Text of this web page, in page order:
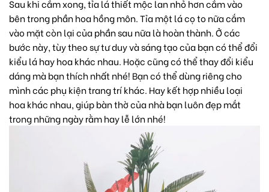
Sau khi cắm xong, tỉa lá thiết mộc lan nhỏ hơn cắm vào
bên trong phần hoa hồng môn. Tỉa một lá cọ to nữa cắm
vào mặt còn lại của phần sau nữa là hoàn thành. Ở các
bước này, tùy theo sự tư duy và sáng tạo của bạn có thể đổi
kiểu lá hay hoa khác nhau. Hoặc cũng có thể thay đổi kiểu
dáng mà bạn thích nhất nhé! Bạn có thể dùng riêng cho
mình các phụ kiện trang trí khác. Hay kết hợp nhiều loại
hoa khác nhau, giúp bàn thờ của nhà bạn luôn đẹp mắt
trong những ngày rằm hay lễ lớn nhé!